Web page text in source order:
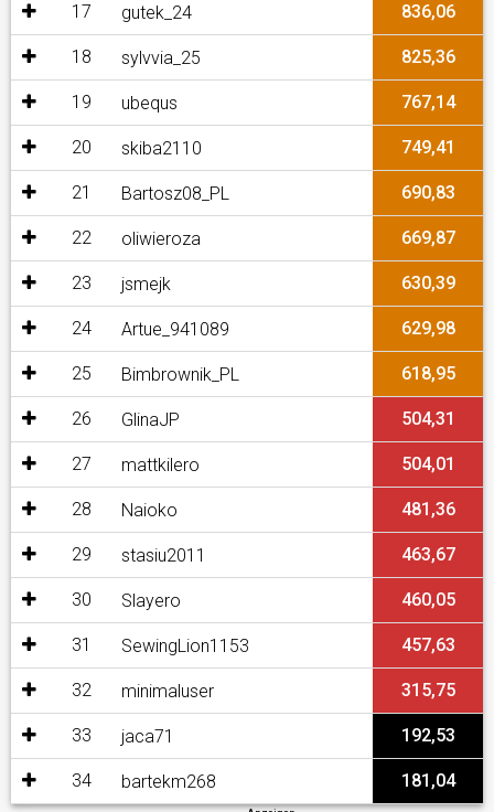
17 gutek_24 836,06
18 sylvvia_25 825,36
19 ubequs 767,14
20 skiba2110 749,41
21 Bartosz08_PL 690,83
22 oliwieroza 669,87
23 jsmejk 630,39
24 Artue_941089 629,98
25 Bimbrownik_PL 618,95
26 GlinaJP 504,31
27 mattkilero 504,01
28 Naioko 481,36
29 stasiu2011 463,67
30 Slayero 460,05
31 SewingLion1153 457,63
32 minimaluser 315,75
33 jaca71 192,53
34 bartekm268 181,04